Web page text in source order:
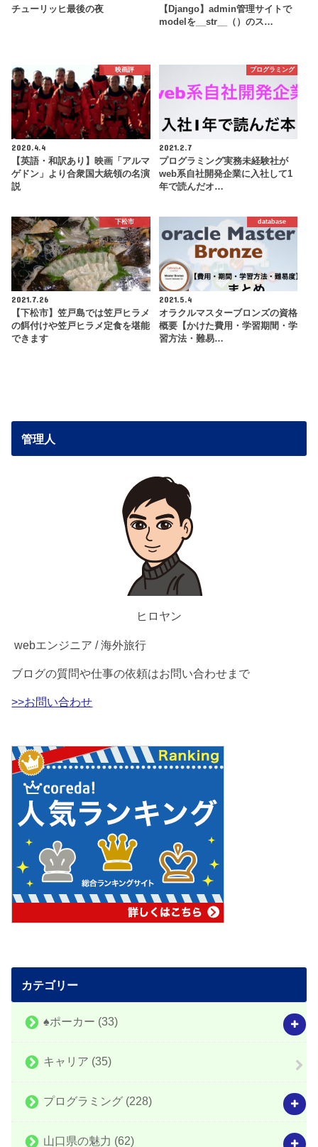
チューリッヒ最後の夜
【Django】admin管理サイトで
modelを__str__（）のス…
映画評
2020.4.4
【英語・和訳あり】映画「アルマ
ゲドン」より合衆国大統領の名演
説
プログラミング
2021.2.7
プログラミング実務未経験社が
web系自社開発企業に入社して1
年で読んだオ…
下松市
2021.7.26
【下松市】笠戸島では笠戸ヒラメ
の餌付けや笠戸ヒラメ定食を堪能
できます
database
2021.5.4
オラクルマスターブロンズの資格
概要【かけた費用・学習期間・学
習方法・難易…
管理人
ヒロヤン
webエンジニア / 海外旅行
ブログの質問や仕事の依頼はお問い合わせまで
>>お問い合わせ
カテゴリー
♠️ポーカー (33)
キャリア (35)
プログラミング (228)
山口県の魅力 (62)